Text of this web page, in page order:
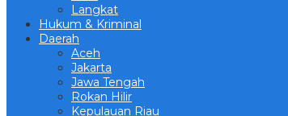
Langkat
Hukum & Kriminal
Daerah
Aceh
Jakarta
Jawa Tengah
Rokan Hilir
Kepulauan Riau